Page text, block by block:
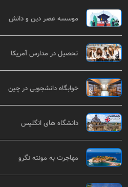
موسسه عصر دین و دانش
تحصیل در مدارس آمریکا
خوابگاه دانشجویی در چین
دانشگاه های انگلیس
مهاجرت به مونته نگرو